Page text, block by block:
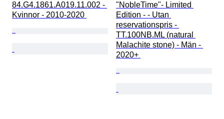
84.G4.1861.A019.11.002 -
Kvinnor - 2010-2020
"NobleTime"- Limited
Edition - - Utan
reservationspris -
TT.100NB.ML (natural
Malachite stone) - Män -
2020+